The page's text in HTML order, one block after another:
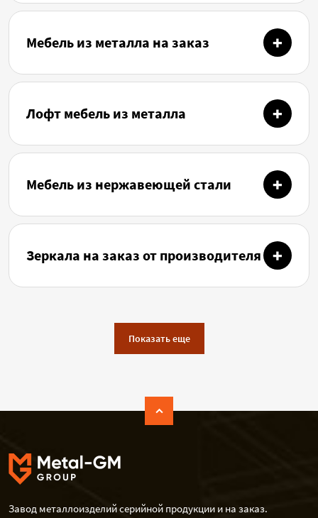
Мебель из металла на заказ
Лофт мебель из металла
Мебель из нержавеющей стали
Зеркала на заказ от производителя
Показать еще
Завод металлоизделий серийной продукции и на заказ.